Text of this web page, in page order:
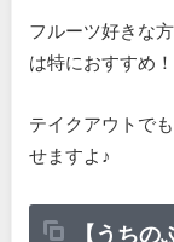
フルーツ好きな
は特におすすめ！
テイクアウトで
せますよ♪
【うち